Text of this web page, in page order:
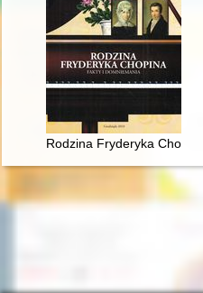
Rodzina Fryderyka